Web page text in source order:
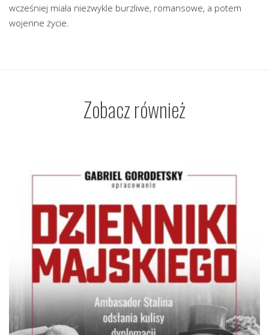
wcześniej miała niezwykle burzliwe, romansowe, a potem
wojenne życie.
Zobacz również